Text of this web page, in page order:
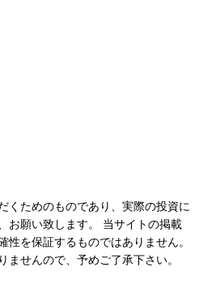
くためのものであり、実際の投資に
お願い致します。 当サイトの掲載
を保証するものではありません。
せんので、予めご了承下さい。